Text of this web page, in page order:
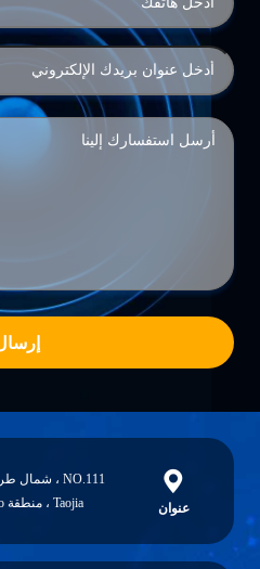
عنوان
Taojia ، منطقة Jiulongpo ، تشونغتشينغ ، الصين